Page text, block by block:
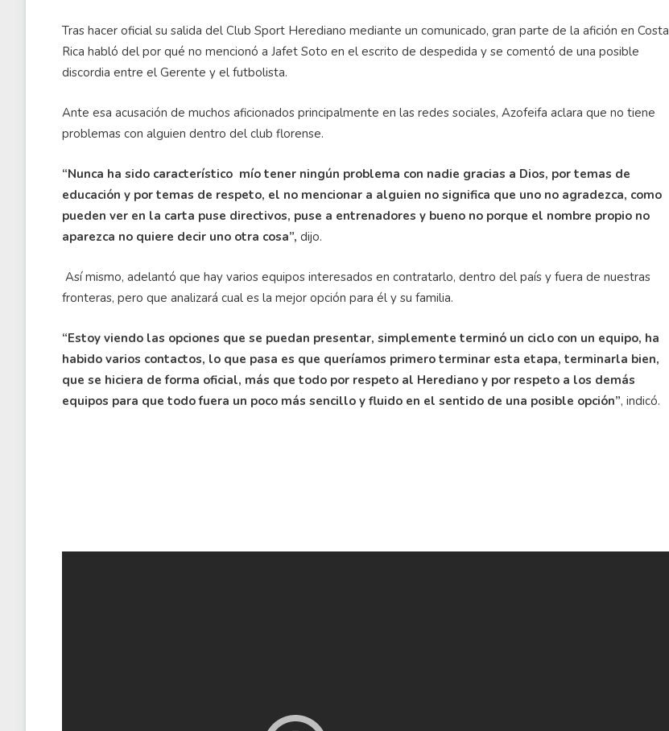
Tras hacer oficial su salida del Club Sport Herediano mediante un comunicado, gran parte de la afición en Costa
Rica habló del por qué no mencionó a Jafet Soto en el escrito de despedida y se comentó de una posible
discordia entre el Gerente y el futbolista.
Ante esa acusación de muchos aficionados principalmente en las redes sociales, Azofeifa aclara que no tiene
problemas con alguien dentro del club florense.
“Nunca ha sido característico mío tener ningún problema con nadie gracias a Dios, por temas de
educación y por temas de respeto, el no mencionar a alguien no significa que uno no agradezca, como
pueden ver en la carta puse directivos, puse a entrenadores y bueno no porque el nombre propio no
aparezca no quiere decir uno otra cosa”, dijo.
Así mismo, adelantó que hay varios equipos interesados en contratarlo, dentro del país y fuera de nuestras
fronteras, pero que analizará cual es la mejor opción para él y su familia.
“Estoy viendo las opciones que se puedan presentar, simplemente terminó un ciclo con un equipo, ha
habido varios contactos, lo que pasa es que queríamos primero terminar esta etapa, terminarla bien,
que se hiciera de forma oficial, más que todo por respeto al Herediano y por respeto a los demás
equipos para que todo fuera un poco más sencillo y fluido en el sentido de una posible opción”, indicó.